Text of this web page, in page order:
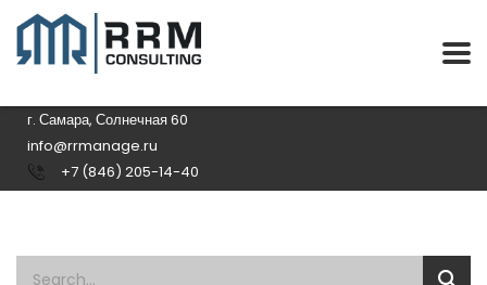
г. Самара, Солнечная 60
info@rrmanage.ru
+7 (846) 205-14-40